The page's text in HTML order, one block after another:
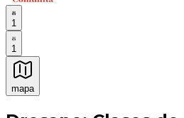
1
1
mapa